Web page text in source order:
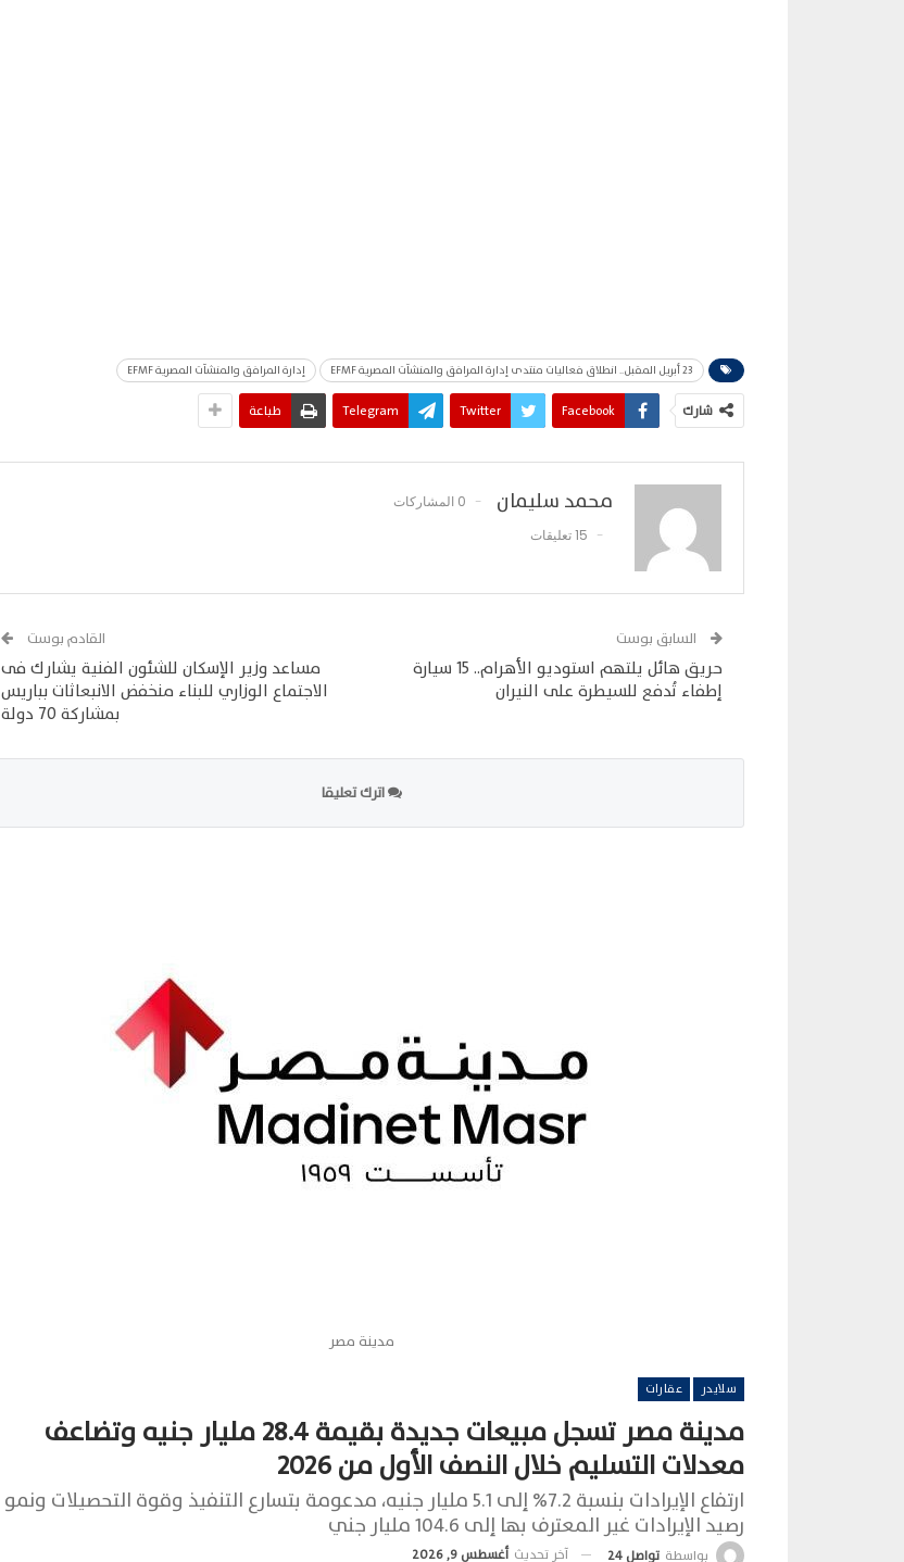
23 أبريل المقبل.. انطلاق فعاليات منتدى إدارة المرافق والمنشآت المصرية EFMF إدارة المرافق والمنشآت المصرية EFMF
شارك Facebook
Twitter
Telegram طباعة
محمد سليمان
0 المشاركات
15 تعليقات
السابق بوست
حريق هائل يلتهم استوديو الأهرام.. 15 سيارة
إطفاء تُدفع للسيطرة على النيران
القادم بوست
مساعد وزير الإسكان للشئون الفنية يشارك فى
الاجتماع الوزاري للبناء منخفض الانبعاثات بباريس
بمشاركة 70 دولة
اترك تعليقا
مدينة مصر
سلايدر عقارات
مدينة مصر تسجل مبيعات جديدة بقيمة 28.4 مليار جنيه وتضاعف
معدلات التسليم خلال النصف الأول من 2026
ارتفاع الإيرادات بنسبة 7.2% إلى 5.1 مليار جنيه، مدعومة بتسارع التنفيذ وقوة التحصيلات ونمو
رصيد الإيرادات غير المعترف بها إلى 104.6 مليار جني
بواسطة تواصل 24 آخر تحديث أغسطس 9, 2026